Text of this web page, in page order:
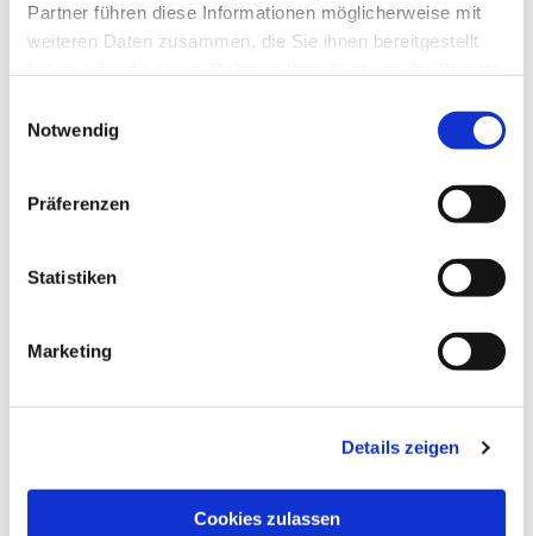
Partner führen diese Informationen möglicherweise mit
weiteren Daten zusammen, die Sie ihnen bereitgestellt
Notwendig
Präferenzen
Statistiken
Marketing
Details zeigen
Cookies zulassen